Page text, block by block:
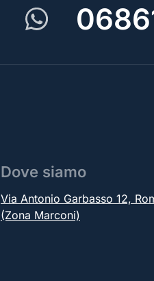
Dove siamo
Via Antonio Garbasso 12,
(Zona Marconi)